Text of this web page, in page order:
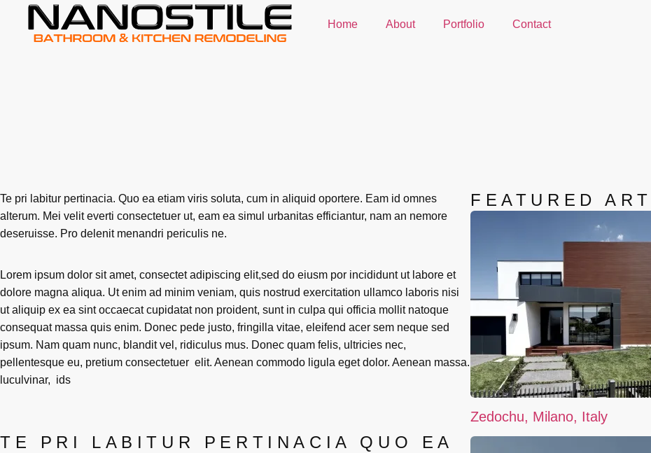
Home About Portfolio Contact
Te pri labitur pertinacia. Quo ea etiam viris soluta, cum in aliquid oportere. Eam id omnes
alterum. Mei velit everti consectetuer ut, eam ea simul urbanitas efficiantur, nam an nemore
deseruisse. Pro delenit menandri periculis ne.
Lorem ipsum dolor sit amet, consectet adipiscing elit,sed do eiusm por incididunt ut labore et
dolore magna aliqua. Ut enim ad minim veniam, quis nostrud exercitation ullamco laboris nisi
ut aliquip ex ea sint occaecat cupidatat non proident, sunt in culpa qui officia mollit natoque
consequat massa quis enim. Donec pede justo, fringilla vitae, eleifend acer sem neque sed
ipsum. Nam quam nunc, blandit vel, ridiculus mus. Donec quam felis, ultricies nec,
pellentesque eu, pretium consectetuer elit. Aenean commodo ligula eget dolor. Aenean massa.
luculvinar, ids
TE PRI LABITUR PERTINACIA QUO EA
FEATURED
Zedochu, Milano, Italy